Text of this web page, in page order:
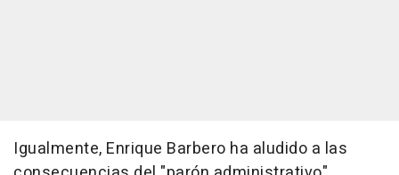
Igualmente, Enrique Barbero ha aludido a las